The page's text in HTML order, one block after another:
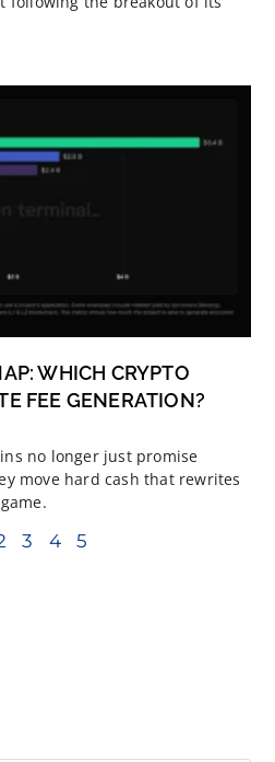
WHICH CRYPTO
FEE GENERATION?
no longer just promise
move hard cash that rewrites
3 4 5